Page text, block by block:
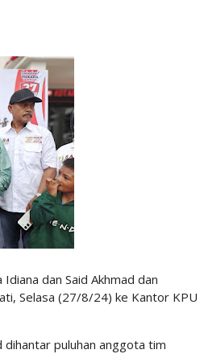
dan Said Akhmad dan
Selasa (27/8/24) ke Kantor KPU
dihantar puluhan anggota tim